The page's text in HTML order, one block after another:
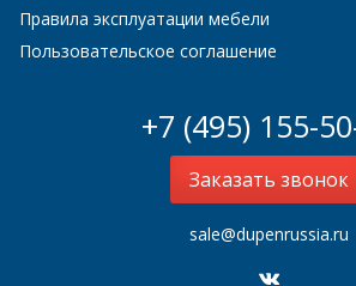
Правила эксплуатации мебели
Пользовательское соглашение
+7 (495) 155-
Заказать звонок
sale@dupenrussia.ru